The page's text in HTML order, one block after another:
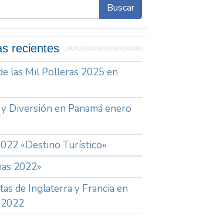
Buscar
recientes
las Mil Polleras 2025 en
y Diversión en Panamá enero
«Destino Turístico»
2022»
de Inglaterra y Francia en
2022